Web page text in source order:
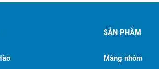
SẢN PHẨM
Màng nhôm